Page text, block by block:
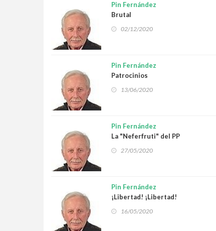
Pin Fernández
Brutal
02/12/2020
Pin Fernández
Patrocinios
13/06/2020
Pin Fernández
La "Neferfruti" del PP
27/05/2020
Pin Fernández
¡Libertad! ¡Libertad!
16/05/2020